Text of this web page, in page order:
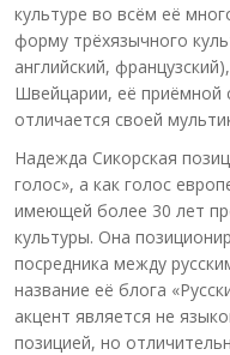
культуре во всём её
форму трёхязычного
английский,
Швейцарии, её приёмной
отличается своей
Надежда Сикорская
голос», а как голос
имеющей более 30 лет
культуры. Она
посредника между
название её блога
акцент является не
позицией, но